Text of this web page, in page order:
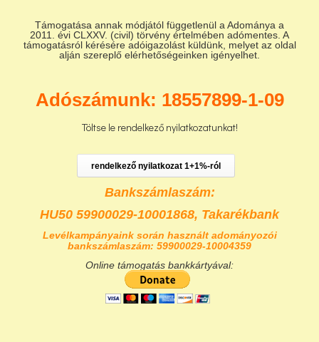
Támogatása annak módjától függetlenül a Adománya a
2011. évi CLXXV. (civil) törvény értelmében adómentes. A
támogatásról kérésére adóigazolást küldünk, melyet az oldal
alján szereplő elérhetőségeinken igényelhet.
Adószámunk: 18557899-1-09
Töltse le rendelkező nyilatkozatunkat!
rendelkező nyilatkozat 1+1%-ról
Bankszámlaszám:
HU50 59900029-10001868, Takarékbank
Levélkampányaink során használt adományozói
bankszámlaszám: 59900029-10004359
Online támogatás bankkártyával: